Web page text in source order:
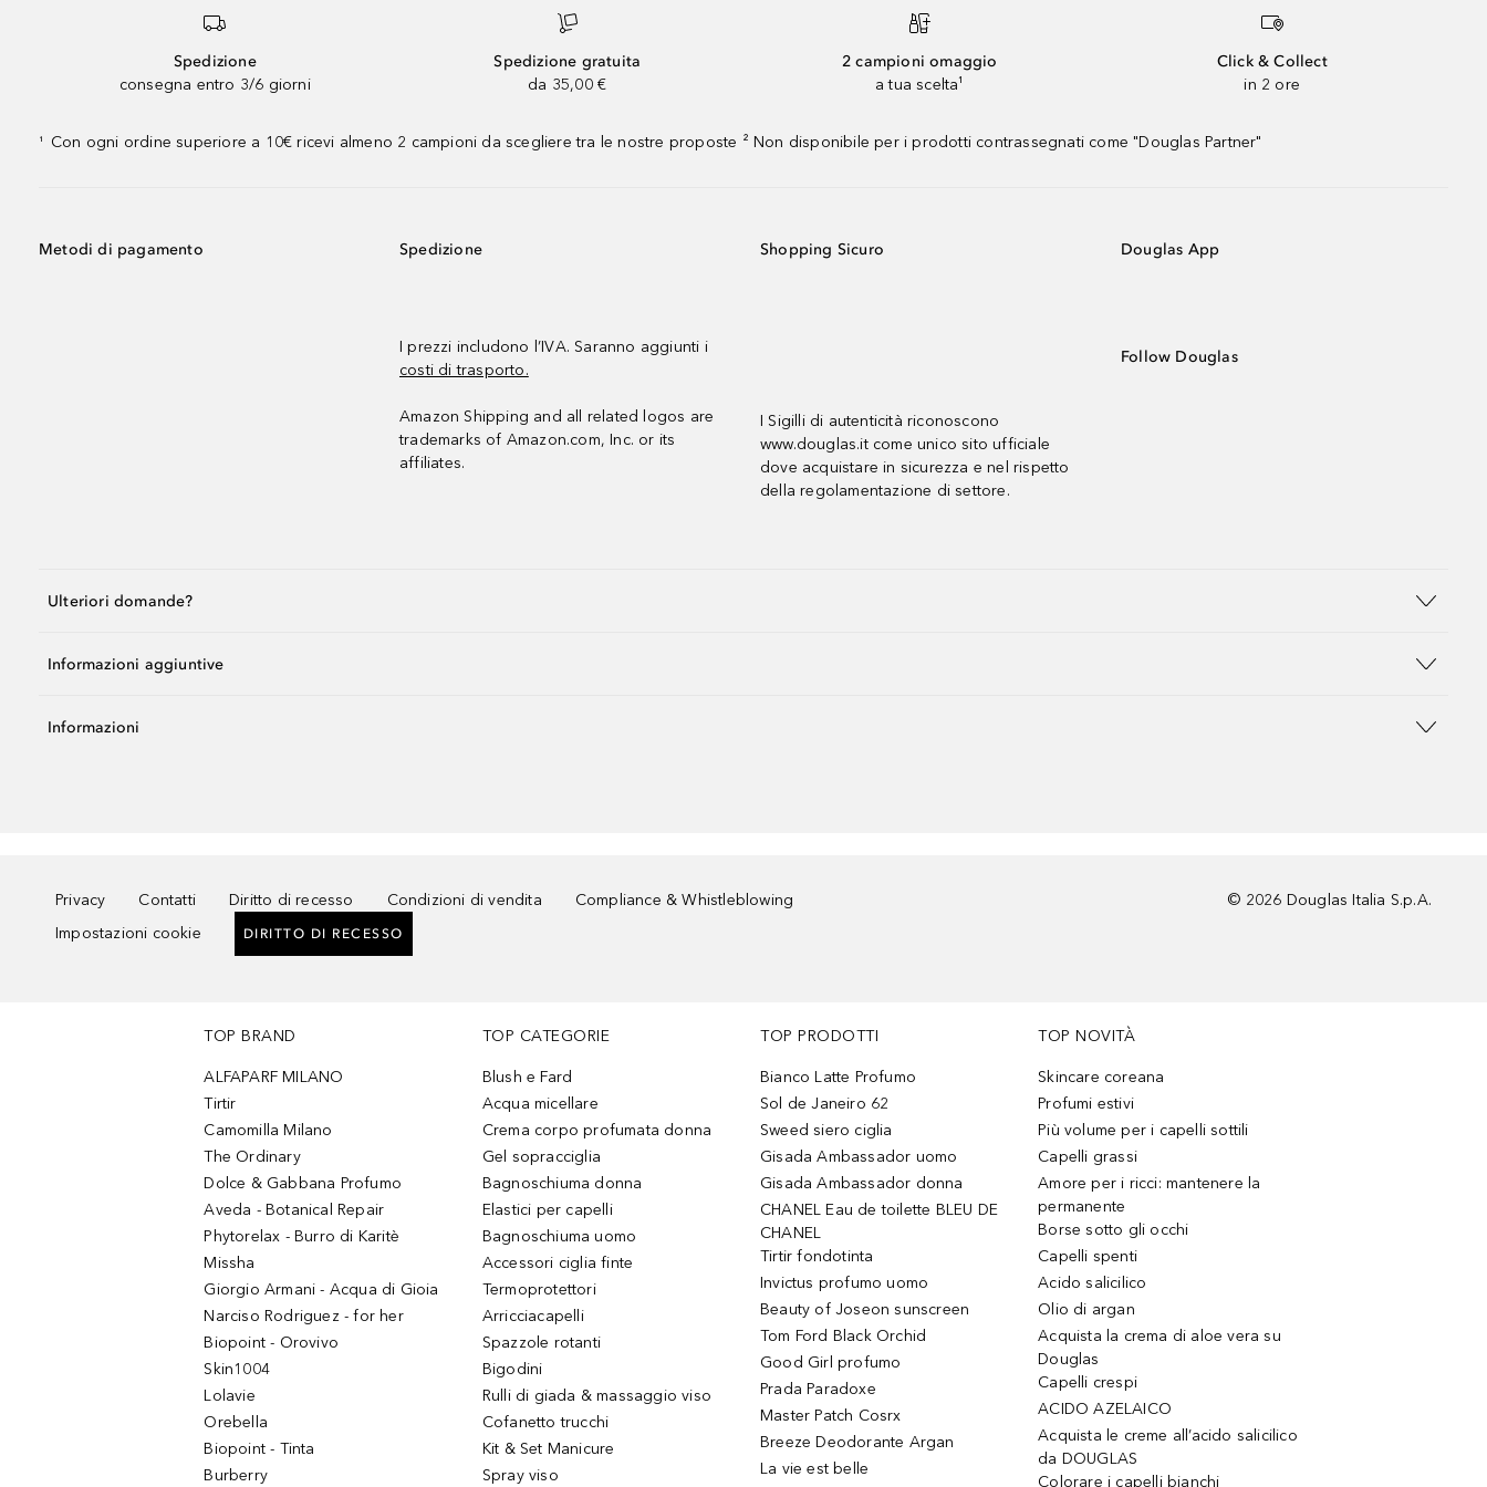
Spedizione
consegna entro 3/6 giorni
Spedizione gratuita
da 35,00 €
2 campioni omaggio
a tua scelta¹
Click & Collect
in 2 ore
¹ Con ogni ordine superiore a 10€ ricevi almeno 2 campioni da scegliere tra le nostre proposte ² Non disponibile per i prodotti contrassegnati come "Douglas Partner"
Metodi di pagamento Spedizione
I prezzi includono l’IVA. Saranno aggiunti i
costi di trasporto.
Amazon Shipping and all related logos are
trademarks of Amazon.com, Inc. or its
affiliates.
Shopping Sicuro
I Sigilli di autenticità riconoscono
www.douglas.it come unico sito ufficiale
dove acquistare in sicurezza e nel rispetto
della regolamentazione di settore.
Douglas App
Follow Douglas
Ulteriori domande?
Informazioni aggiuntive
Informazioni
Privacy Contatti Diritto di recesso Condizioni di vendita
Compliance & Whistleblowing
Impostazioni cookie
DIRITTO DI RECESSO
© 2026 Douglas Italia S.p.A.
TOP BRAND
ALFAPARF MILANO
Tirtir
Camomilla Milano
The Ordinary
Dolce & Gabbana Profumo
Aveda - Botanical Repair
Phytorelax - Burro di Karitè
Missha
Giorgio Armani - Acqua di Gioia
Narciso Rodriguez - for her
Biopoint - Orovivo
Skin1004
Lolavie
Orebella
Biopoint - Tinta
Burberry
TOP CATEGORIE
Blush e Fard
Acqua micellare
Crema corpo profumata donna
Gel sopracciglia
Bagnoschiuma donna
Elastici per capelli
Bagnoschiuma uomo
Accessori ciglia finte
Termoprotettori
Arricciacapelli
Spazzole rotanti
Bigodini
Rulli di giada & massaggio viso
Cofanetto trucchi
Kit & Set Manicure
Spray viso
TOP PRODOTTI
Bianco Latte Profumo
Sol de Janeiro 62
Sweed siero ciglia
Gisada Ambassador uomo
Gisada Ambassador donna
CHANEL Eau de toilette BLEU DE
CHANEL
Tirtir fondotinta
Invictus profumo uomo
Beauty of Joseon sunscreen
Tom Ford Black Orchid
Good Girl profumo
Prada Paradoxe
Master Patch Cosrx
Breeze Deodorante Argan
La vie est belle
TOP NOVITÀ
Skincare coreana
Profumi estivi
Più volume per i capelli sottili
Capelli grassi
Amore per i ricci: mantenere la
permanente
Borse sotto gli occhi
Capelli spenti
Acido salicilico
Olio di argan
Acquista la crema di aloe vera su
Douglas
Capelli crespi
ACIDO AZELAICO
Acquista le creme all’acido salicilico
da DOUGLAS
Colorare i capelli bianchi